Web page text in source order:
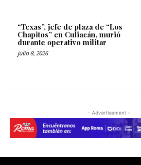
“Texas”, jefe de plaza de “Los
Chapitos” en Culiacán, murió
durante operativo militar
julio 8, 2026
- Advertisement -